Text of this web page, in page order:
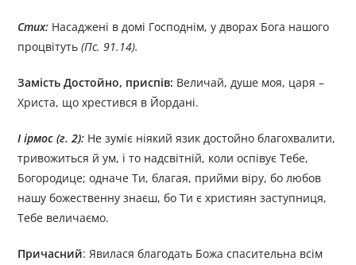
Стих: Насаджені в домі Господнім, у дворах Бога нашого
процвітуть(Пс. 91.14).
Замість Достойно, приспів: Величай, душе моя, царя –
Христа, що хрестився в Йордані.
І ірмос (г. 2): Не зуміє ніякий язик достойно благохвалити,
тривожиться й ум, і то надсвітній, коли оспівує Тебе,
Богородице; одначе Ти, благая, прийми віру, бо любов
нашу божественну знаєш, бо Ти є християн заступниця,
Тебе величаємо.
Причасний: Явилася благодать Божа спасительна всім